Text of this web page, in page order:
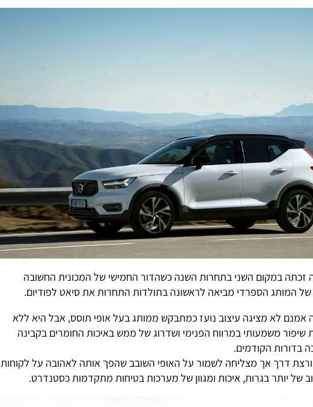
זכתה במקום השני בתחרות השנה כשהדור החמישי של המכונית החשובה
של המותג הספרדי מביאה לראשונה בתולדות התחרות את סיאט לפודיום.
אמנם לא מציגה עיצוב נועז כמתבקש ממותג בעל אופי תוסס, אבל היא ללא
משמעותי במרווח הפנימי ושדרוג של ממש באיכות החומרים בקבינה
בדורות הקודמים.
דרך אך מצליחה לשמור על האופי השובב שהפך אותה לאהובה על לקוחות
של יותר בגרות, איכות ומגוון של מערכות בטיחות מתקדמות כסטנדרט.